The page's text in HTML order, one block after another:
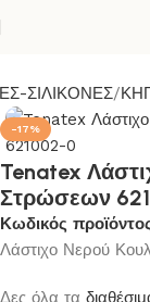
ΣΙΛΙΚΟΝΕΣ
-17%
Tenatex
Στρώσεων
Κωδικός
Λάστιχο Νερού
Δες όλα τα